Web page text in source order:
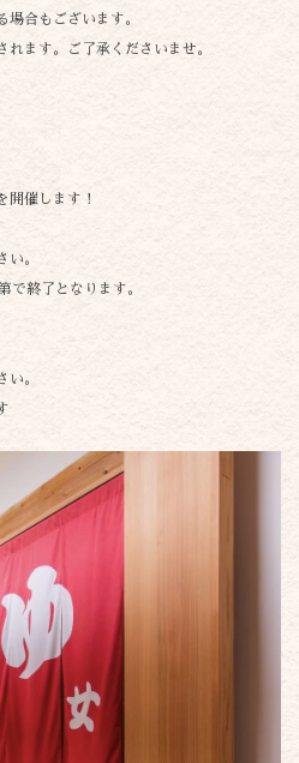
合もございます。
ます。ご了承くださいませ。
開催します！
い。
で終了となります。
い。